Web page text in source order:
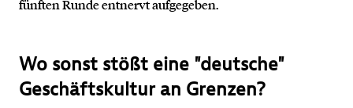
fünften Runde entnervt aufgegeben.
Wo sonst stößt eine "deutsche"
Geschäftskultur an Grenzen?